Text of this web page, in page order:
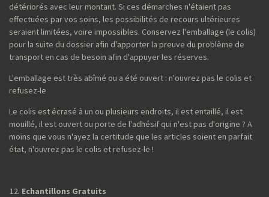
détériorés avec leur montant. Si ces démarches n'étaient pas
effectuées par vos soins, les possibilités de recours ultérieures
seraient limitées, voire impossibles. Conservez l'emballage (le colis)
pour la suite du dossier afin d'apporter la preuve du problème de
transport en cas de besoin afin d'appuyer les réserves.
L'emballage est très abîmé ou a été ouvert : n'ouvrez pas le colis et
refusez-le
Le colis est écrasé à un ou plusieurs endroits, il est entaillé, il est
mouillé, il est ouvert ou porte de l'adhésif qui n'est pas d'origine ? A
moins que vous n'ayez la certitude que les articles soient en parfait
état, n'ouvrez pas le colis et refusez-le !
Echantillons Gratuits